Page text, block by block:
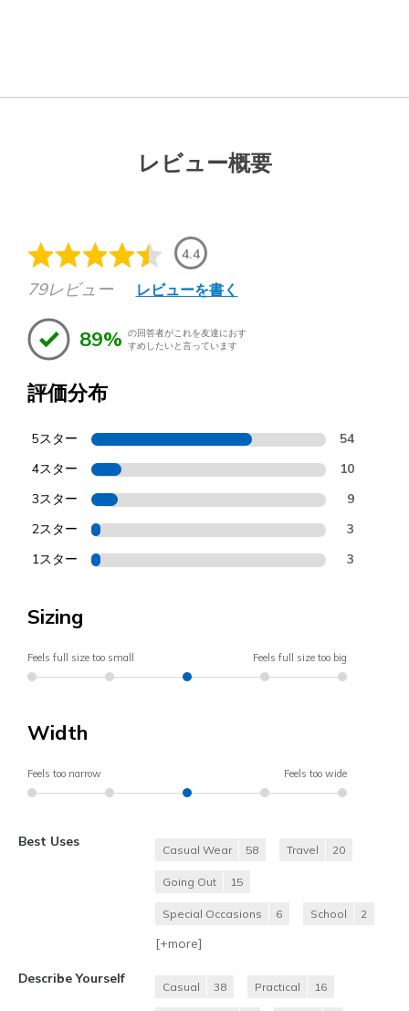
レビュー概要
4.4
79レビュー レビューを書く
89% の回答者がこれを友達におす
すめしたいと言っています
評価分布
5スター 54
4スター 10
3スター 9
2スター 3
1スター 3
Sizing
Feels full size too small Feels full size too big
Width
Feels too narrow Feels too wide
Best Uses
Casual Wear 58 Travel 20
Going Out 15
Special Occasions 6 School 2
[+more]
Describe Yourself
Casual 38 Practical 16